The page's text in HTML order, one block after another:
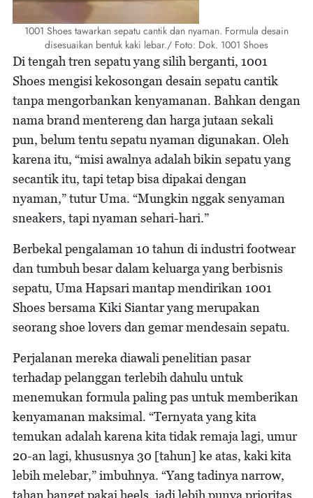
1001 Shoes tawarkan sepatu cantik dan nyaman. Formula desain
disesuaikan bentuk kaki lebar./ Foto: Dok. 1001 Shoes
Di tengah tren sepatu yang silih berganti, 1001
Shoes mengisi kekosongan desain sepatu cantik
tanpa mengorbankan kenyamanan. Bahkan dengan
nama brand mentereng dan harga jutaan sekali
pun, belum tentu sepatu nyaman digunakan. Oleh
karena itu, “misi awalnya adalah bikin sepatu yang
secantik itu, tapi tetap bisa dipakai dengan
nyaman,” tutur Uma. “Mungkin nggak senyaman
sneakers, tapi nyaman sehari-hari.”
Berbekal pengalaman 10 tahun di industri footwear
dan tumbuh besar dalam keluarga yang berbisnis
sepatu, Uma Hapsari mantap mendirikan 1001
Shoes bersama Kiki Siantar yang merupakan
seorang shoe lovers dan gemar mendesain sepatu.
Perjalanan mereka diawali penelitian pasar
terhadap pelanggan terlebih dahulu untuk
menemukan formula paling pas untuk memberikan
kenyamanan maksimal. “Ternyata yang kita
temukan adalah karena kita tidak remaja lagi, umur
20-an lagi, khususnya 30 [tahun] ke atas, kaki kita
lebih melebar,” imbuhnya. “Yang tadinya narrow,
tahan banget pakai heels, jadi lebih punya prioritas